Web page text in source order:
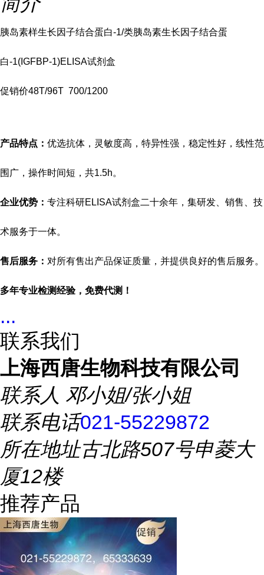
胰岛素样生长因子结合蛋白-1/类胰岛素生长因子结合蛋
白-1(IGFBP-1)ELISA试剂盒
促销价48T/96T 700/1200
产品特点： 优选抗体，灵敏度高，特异性强，稳定性好，线性范
围广，操作时间短，共1.5h。
企业优势： 专注科研ELISA试剂盒二十余年，集研发、销售、技
术服务于一体。
售后服务： 对所有售出产品保证质量，并提供良好的售后服务。
多年专业检测经验，免费代测！
...
联系我们
上海西唐生物科技有限公司
联系人 邓小姐/张小姐
联系电话021-55229872
所在地址古北路507号申菱大
厦12楼
推荐产品